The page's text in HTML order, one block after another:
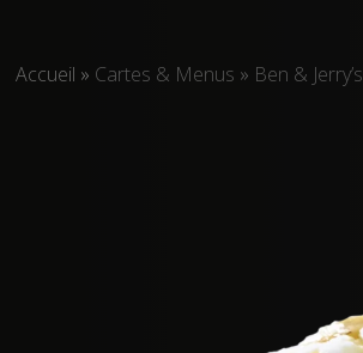
Accueil » Cartes & Menus » Ben & Jerry’s